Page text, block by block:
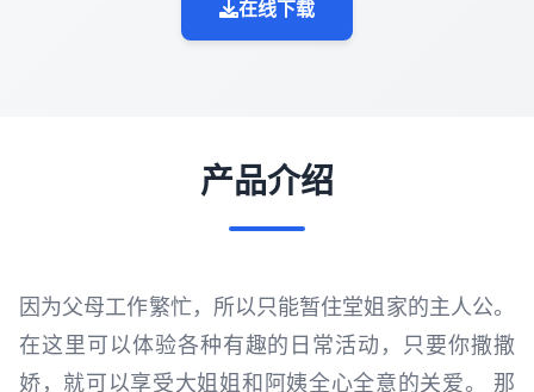
在线下载
产品介绍
因为父母工作繁忙，所以只能暂住堂姐家的主人公。
在这里可以体验各种有趣的日常活动，只要你撒撒
娇，就可以享受大姐姐和阿姨全心全意的关爱。 那